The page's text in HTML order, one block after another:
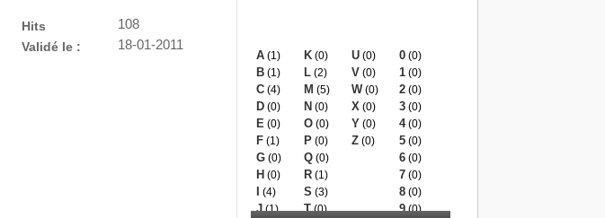
A(1)
B(1)
C(4)
D(0)
E (0)
F(1)
G(0)
H (0)
(4)
J(1)
K(0)
L(2)
M (5)
N (0)
O(0)
P(0)
Q(0)
R(1)
S (3)
T(0)
U(0)
V (0)
W(0)
X (0)
Y (0)
Z(0)
0(0)
1(0)
2(0)
3(0)
4(0)
5(0)
6(0)
7(0)
8(0)
9(0)
Hits
108
Validé le :
18-01-2011